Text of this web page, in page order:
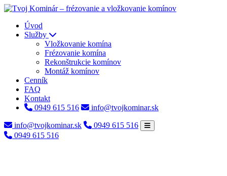
Úvod
Služby
Vložkovanie komína
Frézovanie komína
Rekonštrukcie komínov
Montáž komínov
Cenník
FAQ
Kontakt
0949 615 516
info@tvojkominar.sk
info@tvojkominar.sk
0949 615 516
0949 615 516